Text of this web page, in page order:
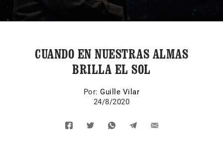
CUANDO EN NUESTRAS ALMAS
BRILLA EL SOL
Por:Guille Vilar
24/8/2020